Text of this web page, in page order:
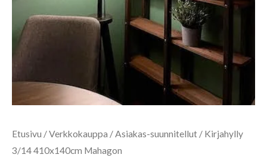
Etusivu /Verkkokauppa / Asiakas-suunnitellut / Kirjahylly
3/14 410x140cm Mahagon